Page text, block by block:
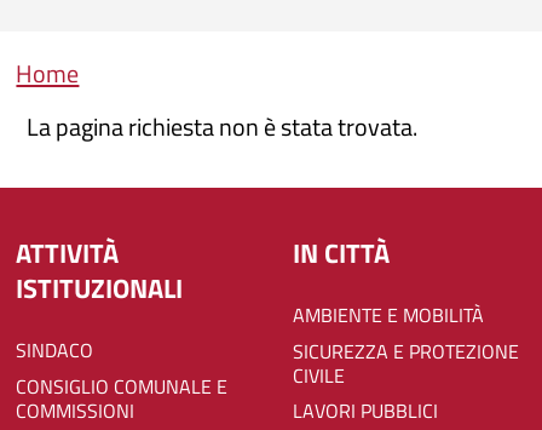
Briciole di pane
Home
La pagina richiesta non è stata trovata.
ATTIVITÀ
ISTITUZIONALI
SINDACO
CONSIGLIO COMUNALE E
COMMISSIONI
IN CITTÀ
AMBIENTE E MOBILITÀ
SICUREZZA E PROTEZIONE
CIVILE
LAVORI PUBBLICI